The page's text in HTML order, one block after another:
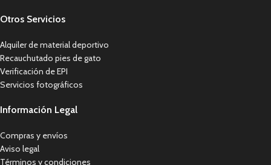
Otros Servicios
Alquiler de material deportivo
Recauchutado pies de gato
Verificación de EPI
Servicios fotográficos
Información Legal
Compras y envíos
Aviso legal
Términos y condiciones